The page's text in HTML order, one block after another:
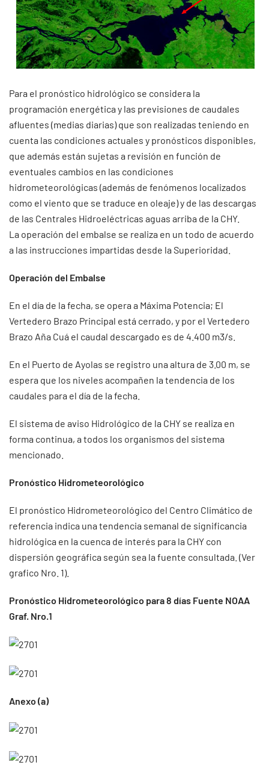
Para el pronóstico hidrológico se considera la
programación energética y las previsiones de caudales
afluentes (medias diarias) que son realizadas teniendo en
cuenta las condiciones actuales y pronósticos disponibles,
que además están sujetas a revisión en función de
eventuales cambios en las condiciones
hidrometeorológicas (además de fenómenos localizados
como el viento que se traduce en oleaje) y de las descargas
de las Centrales Hidroeléctricas aguas arriba de la CHY.
La operación del embalse se realiza en un todo de acuerdo
a las instrucciones impartidas desde la Superioridad.
Operación del Embalse
En el día de la fecha, se opera a Máxima Potencia; El
Vertedero Brazo Principal está cerrado, y por el Vertedero
Brazo Aña Cuá el caudal descargado es de 4.400 m3/s.
En el Puerto de Ayolas se registro una altura de 3.00 m, se
espera que los niveles acompañen la tendencia de los
caudales para el día de la fecha.
El sistema de aviso Hidrológico de la CHY se realiza en
forma continua, a todos los organismos del sistema
mencionado.
Pronóstico Hidrometeorológico
El pronóstico Hidrometeorológico del Centro Climático de
referencia indica una tendencia semanal de significancia
hidrológica en la cuenca de interés para la CHY con
dispersión geográfica según sea la fuente consultada. (Ver
grafico Nro. 1).
Pronóstico Hidrometeorológico para 8 días Fuente NOAA
Graf. Nro.1
Anexo (a)